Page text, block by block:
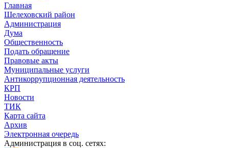
Главная
Шелеховский район
Администрация
Дума
Общественность
Подать обращение
Правовые акты
Муниципальные услуги
Антикоррупционная деятельность
КРП
Новости
ТИК
Карта сайта
Архив
Электронная очередь
Администрация в соц. сетях: